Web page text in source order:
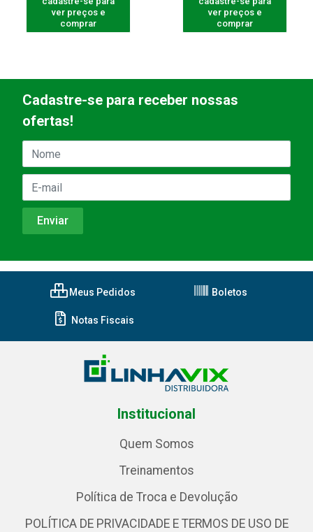
ver preços e
comprar
ver preços e
comprar
Cadastre-se para receber nossas
ofertas!
Meus Pedidos Boletos
Notas Fiscais
Institucional
Quem Somos
Treinamentos
Política de Troca e Devolução
POLÍTICA DE PRIVACIDADE E TERMOS DE USO DE